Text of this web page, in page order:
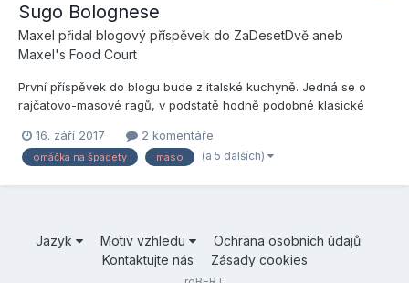
Sugo Bolognese
Maxel přidal blogový příspěvek do ZaDesetDvě aneb
Maxel's Food Court
První příspěvek do blogu bude z italské kuchyně. Jedná se o
rajčatovo-masové ragů, v podstatě hodně podobné klasické
Ridiho: http://www.sitalemvkuchyni.cz/recept/Sugo-Bolognese
Rád se u receptů spíš inspiruju, než že bych se jich držel jako...
16. září 2017 2 komentáře
omáčka na špagety maso (a 5 dalších)
Jazyk Motiv vzhledu
Ochrana osobních údajů
Kontaktujte nás
Zásady cookies